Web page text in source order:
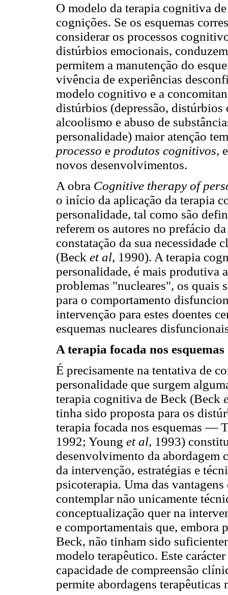
O modelo da terapia cognitiva
cognições. Se os esquemas
considerar os processos
distúrbios emocionais,
permitem a manutenção do
vivência de experiências
modelo cognitivo e a
distúrbios (depressão, distúrbios
alcoolismo e abuso de
personalidade) maior atenção
processo e produtos cognitivos,
novos desenvolvimentos.
A obra Cognitive therapy of
o início da aplicação da terapia
personalidade, tal como são
referem os autores no prefácio
constatação da sua
(Beck et al, 1990). A terapia
personalidade, é mais produtiva
problemas "nucleares", os quais
para o comportamento
intervenção para estes doentes
esquemas nucleares
A terapia focada nos esquemas
É precisamente na tentativa de
personalidade que surgem
terapia cognitiva de Beck (Beck
tinha sido proposta para os
terapia focada nos esquemas —
1992; Young et al, 1993)
desenvolvimento da
da intervenção, estratégias e
psicoterapia. Uma das
contemplar não unicamente
conceptualização quer na
e comportamentais que, embora
Beck, não tinham sido
modelo terapêutico. Este
capacidade de compreensão
permite abordagens terapêuticas